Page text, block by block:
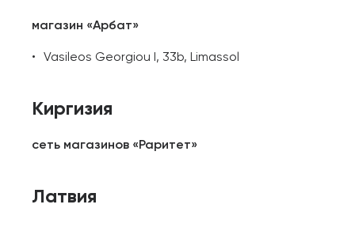
магазин «Арбат»
Vasileos Georgiou I, 33b, Limassol
Киргизия
сеть магазинов «Раритет»
Латвия